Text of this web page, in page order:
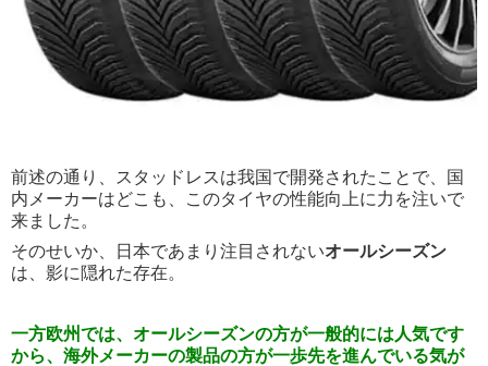
前述の通り、スタッドレスは我国で開発されたことで、国
内メーカーはどこも、このタイヤの性能向上に力を注いで
来ました。
そのせいか、日本であまり注目されないオールシーズン
は、影に隠れた存在。
一方欧州では、オールシーズンの方が一般的には人気です
から、海外メーカーの製品の方が一歩先を進んでいる気が